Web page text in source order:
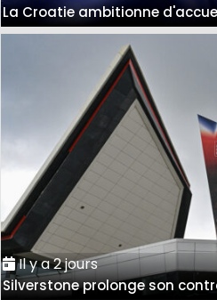
La Croatie ambitionne
Il y a 2 jours
Silverstone prolonge son